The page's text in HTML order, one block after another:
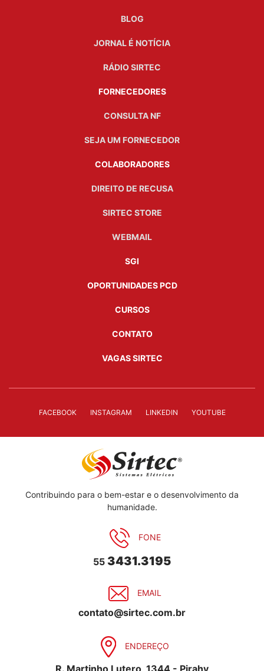
BLOG
JORNAL É NOTÍCIA
RÁDIO SIRTEC
FORNECEDORES
CONSULTA NF
SEJA UM FORNECEDOR
COLABORADORES
DIREITO DE RECUSA
SIRTEC STORE
WEBMAIL
SGI
OPORTUNIDADES PCD
CURSOS
CONTATO
VAGAS SIRTEC
FACEBOOK INSTAGRAM LINKEDIN YOUTUBE
Contribuindo para o bem-estar e o desenvolvimento da
humanidade.
FONE
55 3431.3195
EMAIL
contato@sirtec.com.br
ENDEREÇO
R. Martinho Lutero, 1344 - Pirahy